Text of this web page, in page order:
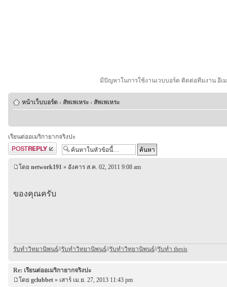
มีปัญหาในการใช้งานเวบบอร์ด ติดต่อทีมงาน อีเ
หน้าเว็บบอร์ด ‹ สัพเพเหระ ‹ สัพเพเหระ
เรียนต่ออเมริกายากจริงปะ
ตอบกระทู้
โดย network191 » อังคาร ส.ค. 02, 2011 9:08 am
ของคุณครับ
รับทำวิทยานิพนธ์//รับทำวิทยานิพนธ์//รับทําวิทยานิพนธ์//รับทำ thesis
Re: เรียนต่ออเมริกายากจริงปะ
โดย gclubbet » เสาร์ เม.ย. 27, 2013 11:43 pm